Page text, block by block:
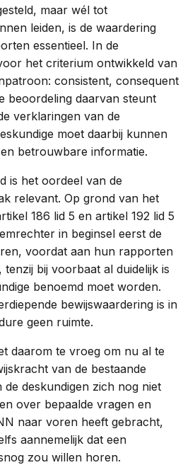
maar wél tot
leiden, is de waardering
essentieel. In de
het criterium ontwikkeld van
consistent, consequent
beoordeling daarvan steunt
verklaringen van de
moet daarbij kunnen
betrouwbare informatie.
is het oordeel van de
relevant. Op grond van het
186 lid 5 en artikel 192 lid 5
in beginsel eerst de
voordat aan hun rapporten
bij voorbaat al duidelijk is
benoemd moet worden.
bewijswaardering is in
geen ruimte.
daarom te vroeg om nu al te
van de bestaande
deskundigen zich nog niet
over bepaalde vragen en
naar voren heeft gebracht,
aannemelijk dat een
zou willen horen.